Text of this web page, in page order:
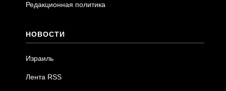
Редакционная политика
НОВОСТИ
Израиль
Лента RSS